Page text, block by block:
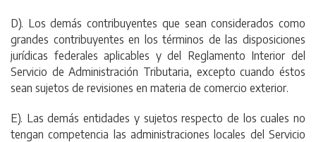
D). Los demás contribuyentes que sean considerados como
grandes contribuyentes en los términos de las disposiciones
jurídicas federales aplicables y del Reglamento Interior del
Servicio de Administración Tributaria, excepto cuando éstos
sean sujetos de revisiones en materia de comercio exterior.
E). Las demás entidades y sujetos respecto de los cuales no
tengan competencia las administraciones locales del Servicio